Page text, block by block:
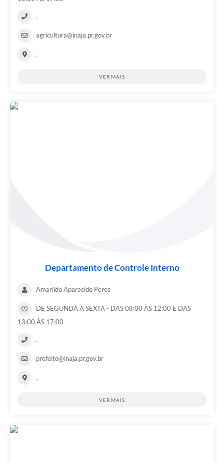
.
agricultura@inaja.pr.gov.br
.
VER MAIS
Departamento de Controle Interno
Amarildo Aparecido Peres
DE SEGUNDA À SEXTA - DAS 08:00 ÀS 12:00 E DAS
13:00 ÀS 17:00
.
prefeito@inaja.pr.gov.br
.
VER MAIS